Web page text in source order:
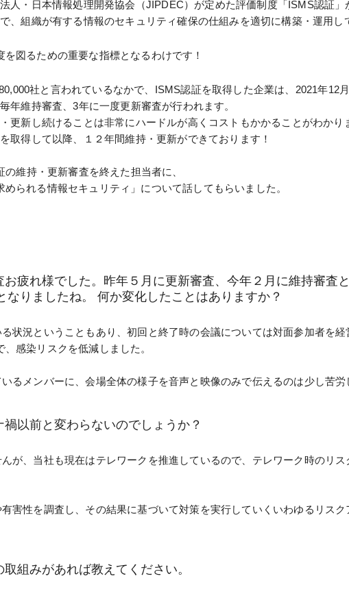
人・日本情報処理開発協会（JIPDEC）が定めた評価制度「ISMS認証」
、組織が有する情報のセキュリティ確保の仕組みを適切に構築・運用し
図るための重要な指標となるわけです！
社と言われているなかで、ISMS認証を取得した企業は、2021年12
年維持審査、3年に一度更新審査が行われます。
更新し続けることは非常にハードルが高くコストもかかることがわかり
取得して以降、１２年間維持・更新ができております！
維持・更新審査を終えた担当者に、
られる情報セキュリティ」について話してもらいました。
疲れ様でした。昨年５月に更新審査、今年２月に維持審査
なりましたね。 何か変化したことはありますか？
状況ということもあり、初回と終了時の会議については対面参加者を
感染リスクを低減しました。
るメンバーに、会場全体の様子を音声と映像のみで伝えるのは少し苦労
以前と変わらないのでしょうか？
が、当社も現在はテレワークを推進しているので、テレワーク時のリ
害性を調査し、その結果に基づいて対策を実行していくいわゆるリス
組みがあれば教えてください。